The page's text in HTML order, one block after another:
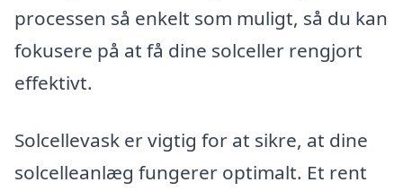
processen så enkelt som muligt, så du kan
fokusere på at få dine solceller rengjort
effektivt.
Solcellevask er vigtig for at sikre, at dine
solcelleanlæg fungerer optimalt. Et rent